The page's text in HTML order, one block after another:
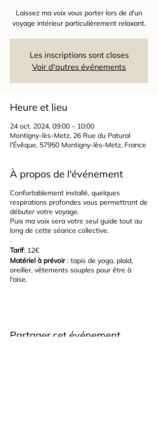
Laissez ma voix vous porter lors de d'un
voyage intérieur particulièrement relaxant.
Les inscriptions sont closes
Voir d'autres événements
Heure et lieu
24 oct. 2024, 09:00 – 10:00
Montigny-lès-Metz, 26 Rue du Patural
l'Évêque, 57950 Montigny-lès-Metz, France
À propos de l'événement
Confortablement installé, quelques
respirations profondes vous permettront de
débuter votre voyage.
Puis ma voix sera votre seul guide tout au
long de cette séance collective.
.
Tarif: 12€
Matériel à prévoir: tapis de yoga, plaid,
oreiller, vêtements souples pour être à
l'aise.
chèque.
Partager cet événement